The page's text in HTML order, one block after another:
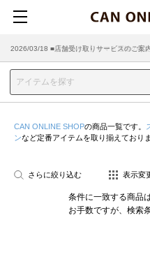
2026/07/29 ■【お知らせ】ヤマト運輸の配
2026/03/18 ■店舗受け取りサービスのご案
CAN ONLINE SHOPの商品一覧です。
ンなど定番アイテムを取り揃えておりま
さらに絞り込む 表示変
条件に一致する商品
お手数ですが、検索